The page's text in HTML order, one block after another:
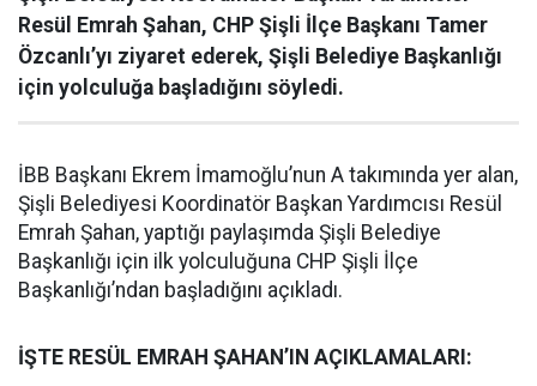
Resül Emrah Şahan, CHP Şişli İlçe Başkanı Tamer
Özcanlı’yı ziyaret ederek, Şişli Belediye Başkanlığı
için yolculuğa başladığını söyledi.
İBB Başkanı Ekrem İmamoğlu’nun A takımında yer alan,
Şişli Belediyesi Koordinatör Başkan Yardımcısı Resül
Emrah Şahan, yaptığı paylaşımda Şişli Belediye
Başkanlığı için ilk yolculuğuna CHP Şişli İlçe
Başkanlığı’ndan başladığını açıkladı.
İŞTE RESÜL EMRAH ŞAHAN’IN AÇIKLAMALARI: